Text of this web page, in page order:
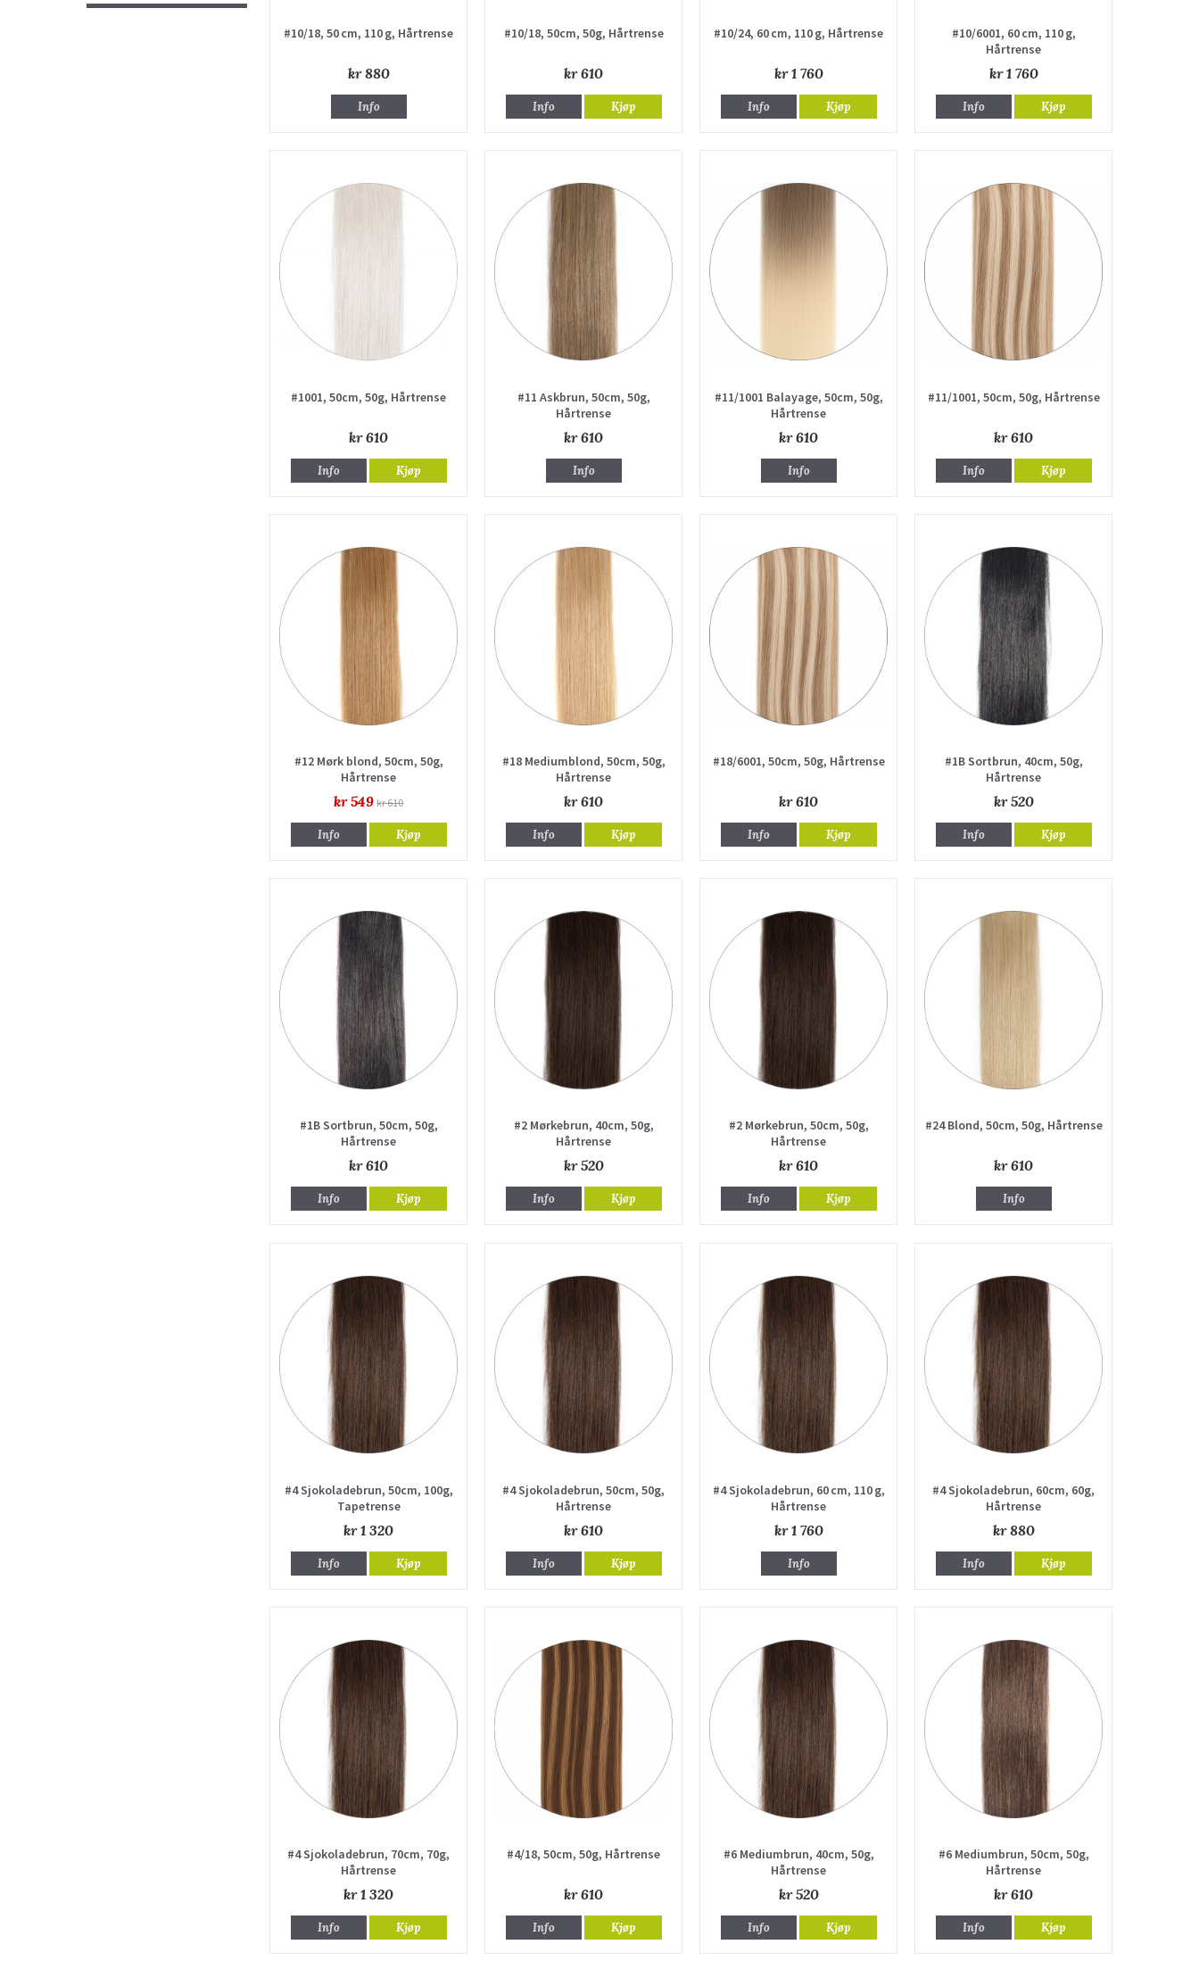
#10/18, 50 cm, 110 g, Hårtrense
kr 880
Info
#10/18, 50cm, 50g, Hårtrense
kr 610
Info Kjøp
#10/24, 60 cm, 110 g, Hårtrense
kr 1 760
Info Kjøp
#10/6001, 60 cm, 110 g,
Hårtrense
kr 1 760
Info Kjøp
#1001, 50cm, 50g, Hårtrense
kr 610
Info Kjøp
#11 Askbrun, 50cm, 50g,
Hårtrense
kr 610
Info
#11/1001 Balayage, 50cm, 50g,
Hårtrense
kr 610
Info
#11/1001, 50cm, 50g, Hårtrense
kr 610
Info Kjøp
#12 Mørk blond, 50cm, 50g,
Hårtrense
kr 549 kr 610
Info Kjøp
#18 Mediumblond, 50cm, 50g,
Hårtrense
kr 610
Info Kjøp
#18/6001, 50cm, 50g, Hårtrense
kr 610
Info Kjøp
#1B Sortbrun, 40cm, 50g,
Hårtrense
kr 520
Info Kjøp
#1B Sortbrun, 50cm, 50g,
Hårtrense
kr 610
Info Kjøp
#2 Mørkebrun, 40cm, 50g,
Hårtrense
kr 520
Info Kjøp
#2 Mørkebrun, 50cm, 50g,
Hårtrense
kr 610
Info Kjøp
#24 Blond, 50cm, 50g, Hårtrense
kr 610
Info
#4 Sjokoladebrun, 50cm, 100g,
Tapetrense
kr 1 320
Info Kjøp
#4 Sjokoladebrun, 50cm, 50g,
Hårtrense
kr 610
Info Kjøp
#4 Sjokoladebrun, 60 cm, 110 g,
Hårtrense
kr 1 760
Info
#4 Sjokoladebrun, 60cm, 60g,
Hårtrense
kr 880
Info Kjøp
#4 Sjokoladebrun, 70cm, 70g,
Hårtrense
kr 1 320
Info Kjøp
#4/18, 50cm, 50g, Hårtrense
kr 610
Info Kjøp
#6 Mediumbrun, 40cm, 50g,
Hårtrense
kr 520
Info Kjøp
#6 Mediumbrun, 50cm, 50g,
Hårtrense
kr 610
Info Kjøp